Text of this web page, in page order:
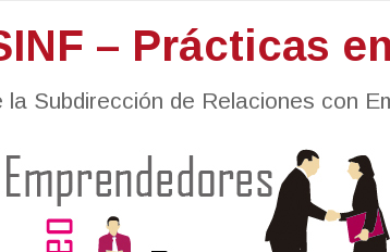
– Prácticas
la Subdirección de Relaciones con